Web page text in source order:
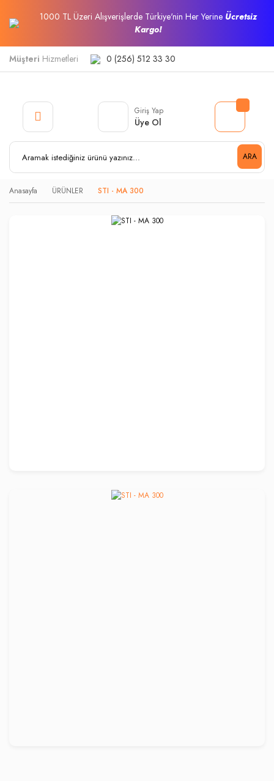
1000 TL Üzeri Alışverişlerde Türkiye'nin Her Yerine Ücretsiz
Kargo!
Müşteri Hizmetleri 0 (256) 512 33 30
ARA
Giriş Yap
Üye Ol
Anasayfa ÜRÜNLER STI - MA 300